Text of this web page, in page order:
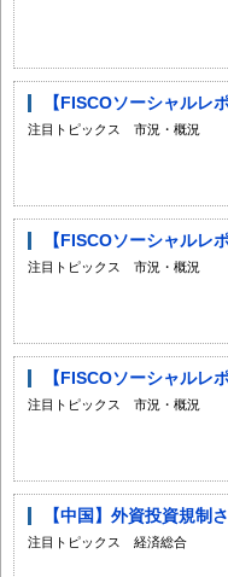
【FISCOソーシャルレ
注目トピックス 市況・概況
【FISCOソーシャルレ
注目トピックス 市況・概況
【FISCOソーシャルレ
注目トピックス 市況・概況
【中国】外資投資規制
注目トピックス 経済総合